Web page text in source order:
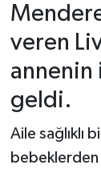
veren
annenin
geldi.
Aile sağlıklı
bebeklerden